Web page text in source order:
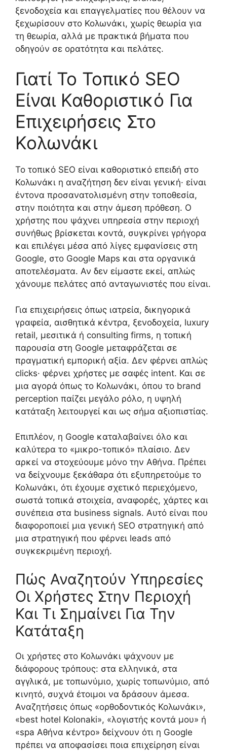
ξενοδοχεία και επαγγελματίες που θέλουν να
ξεχωρίσουν στο Κολωνάκι, χωρίς θεωρία για
τη θεωρία, αλλά με πρακτικά βήματα που
οδηγούν σε ορατότητα και πελάτες.
Γιατί Το Τοπικό SEO
Είναι Καθοριστικό Για
Επιχειρήσεις Στο
Κολωνάκι
Το τοπικό SEO είναι καθοριστικό επειδή στο
Κολωνάκι η αναζήτηση δεν είναι γενική· είναι
έντονα προσανατολισμένη στην τοποθεσία,
στην ποιότητα και στην άμεση πρόθεση. Ο
χρήστης που ψάχνει υπηρεσία στην περιοχή
συνήθως βρίσκεται κοντά, συγκρίνει γρήγορα
και επιλέγει μέσα από λίγες εμφανίσεις στη
Google, στο Google Maps και στα οργανικά
αποτελέσματα. Αν δεν είμαστε εκεί, απλώς
χάνουμε πελάτες από ανταγωνιστές που είναι.
Για επιχειρήσεις όπως ιατρεία, δικηγορικά
γραφεία, αισθητικά κέντρα, ξενοδοχεία, luxury
retail, μεσιτικά ή consulting firms, η τοπική
παρουσία στη Google μεταφράζεται σε
πραγματική εμπορική αξία. Δεν φέρνει απλώς
clicks· φέρνει χρήστες με σαφές intent. Και σε
μια αγορά όπως το Κολωνάκι, όπου το brand
perception παίζει μεγάλο ρόλο, η υψηλή
κατάταξη λειτουργεί και ως σήμα αξιοπιστίας.
Επιπλέον, η Google καταλαβαίνει όλο και
καλύτερα το «μικρο-τοπικό» πλαίσιο. Δεν
αρκεί να στοχεύουμε μόνο την Αθήνα. Πρέπει
να δείχνουμε ξεκάθαρα ότι εξυπηρετούμε το
Κολωνάκι, ότι έχουμε σχετικό περιεχόμενο,
σωστά τοπικά στοιχεία, αναφορές, χάρτες και
συνέπεια στα business signals. Αυτό είναι που
διαφοροποιεί μια γενική SEO στρατηγική από
μια στρατηγική που φέρνει leads από
συγκεκριμένη περιοχή.
Πώς Αναζητούν Υπηρεσίες
Οι Χρήστες Στην Περιοχή
Και Τι Σημαίνει Για Την
Κατάταξη
Οι χρήστες στο Κολωνάκι ψάχνουν με
διάφορους τρόπους: στα ελληνικά, στα
αγγλικά, με τοπωνύμιο, χωρίς τοπωνύμιο, από
κινητό, συχνά έτοιμοι να δράσουν άμεσα.
Αναζητήσεις όπως «ορθοδοντικός Κολωνάκι»,
«best hotel Kolonaki», «λογιστής κοντά μου» ή
«spa Αθήνα κέντρο» δείχνουν ότι η Google
πρέπει να αποφασίσει ποια επιχείρηση είναι